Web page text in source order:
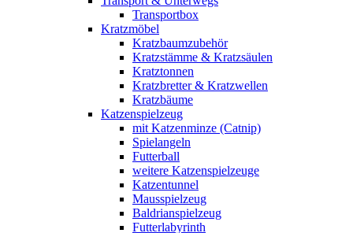
Transportbox
Kratzmöbel
Kratzbaumzubehör
Kratzstämme & Kratzsäulen
Kratztonnen
Kratzbretter & Kratzwellen
Kratzbäume
Katzenspielzeug
mit Katzenminze (Catnip)
Spielangeln
Futterball
weitere Katzenspielzeuge
Katzentunnel
Mausspielzeug
Baldrianspielzeug
Futterlabyrinth